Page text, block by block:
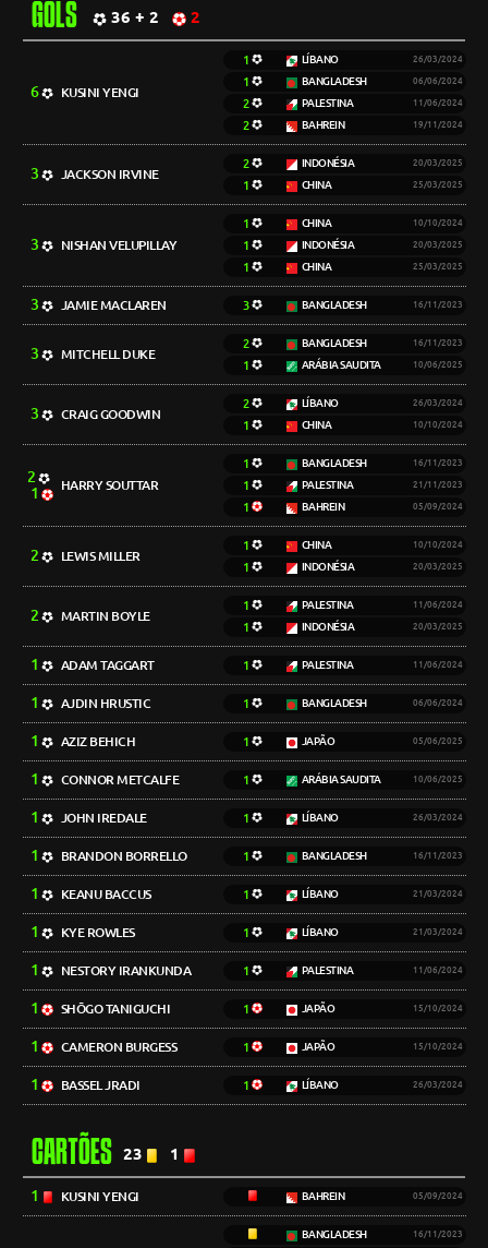
GOLS 36 + 2 2
6 KUSINI YENGI
1 LÍBANO 26/03/2024
1 BANGLADESH 06/06/2024
2 PALESTINA 11/06/2024
2 BAHREIN 19/11/2024
3 JACKSON IRVINE
2 INDONÉSIA 20/03/2025
1 CHINA 25/03/2025
3 NISHAN VELUPILLAY
1 CHINA 10/10/2024
1 INDONÉSIA 20/03/2025
1 CHINA 25/03/2025
3 JAMIE MACLAREN 3 BANGLADESH 16/11/2023
3 MITCHELL DUKE
2 BANGLADESH 16/11/2023
1 ARÁBIA SAUDITA 10/06/2025
3 CRAIG GOODWIN
2 LÍBANO 26/03/2024
1 CHINA 10/10/2024
2
1
HARRY SOUTTAR
1 BANGLADESH 16/11/2023
1 PALESTINA 21/11/2023
1 BAHREIN 05/09/2024
2 LEWIS MILLER
1 CHINA 10/10/2024
1 INDONÉSIA 20/03/2025
2 MARTIN BOYLE
1 PALESTINA 11/06/2024
1 INDONÉSIA 20/03/2025
1 ADAM TAGGART 1 PALESTINA 11/06/2024
1 AJDIN HRUSTIC 1 BANGLADESH 06/06/2024
1 AZIZ BEHICH 1 JAPÃO 05/06/2025
1 CONNOR METCALFE 1 ARÁBIA SAUDITA 10/06/2025
1 JOHN IREDALE 1 LÍBANO 26/03/2024
1 BRANDON BORRELLO 1 BANGLADESH 16/11/2023
1 KEANU BACCUS 1 LÍBANO 21/03/2024
1 KYE ROWLES 1 LÍBANO 21/03/2024
1 NESTORY IRANKUNDA 1 PALESTINA 11/06/2024
1 SHŌGO TANIGUCHI 1 JAPÃO 15/10/2024
1 CAMERON BURGESS 1 JAPÃO 15/10/2024
1 BASSEL JRADI 1 LÍBANO 26/03/2024
CARTÕES 23 1
1 KUSINI YENGI BAHREIN 05/09/2024
BANGLADESH 16/11/2023